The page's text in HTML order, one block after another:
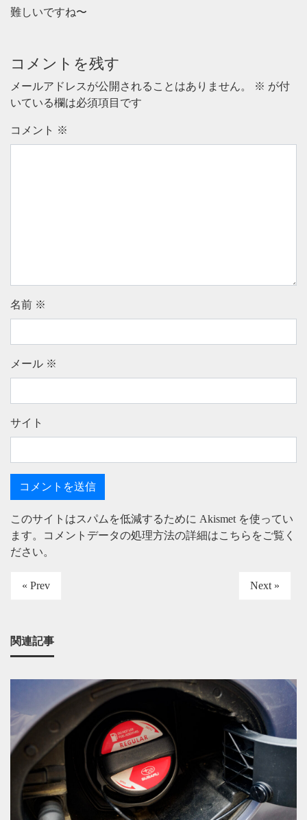
難しいですね〜
コメントを残す
メールアドレスが公開されることはありません。 ※ が付
いている欄は必須項目です
コメント ※
名前 ※
メール ※
サイト
このサイトはスパムを低減するために Akismet を使ってい
ます。
コメントデータの処理方法の詳細はこちらをご覧く
ださい。
« Prev Next »
関連記事